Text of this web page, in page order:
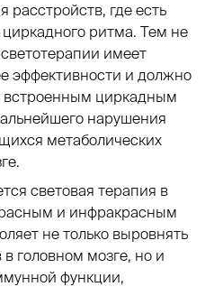
расстройств, где есть
ритма. Тем не
имеет
эффективности и должно
встроенным циркадным
нарушения
метаболических
световая терапия в
и инфракрасным
не только выровнять
головном мозге, но и
функции,